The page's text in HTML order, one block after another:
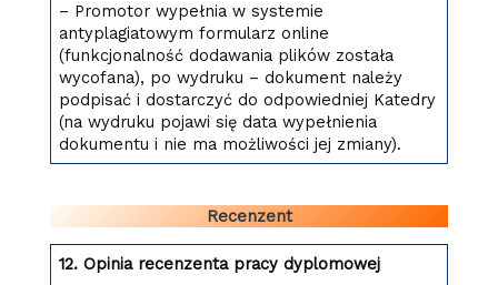
– Promotor wypełnia w systemie
antyplagiatowym formularz online
(funkcjonalność dodawania plików została
wycofana), po wydruku – dokument należy
podpisać i dostarczyć do odpowiedniej Katedry
(na wydruku pojawi się data wypełnienia
dokumentu i nie ma możliwości jej zmiany).
Recenzent
12. Opinia recenzenta pracy dyplomowej